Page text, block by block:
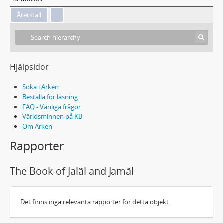
Hjälpsidor
Söka i Arken
Beställa för läsning
FAQ - Vanliga frågor
Världsminnen på KB
Om Arken
Rapporter
The Book of Jalãl and Jamãl
Det finns inga relevanta rapporter för detta objekt